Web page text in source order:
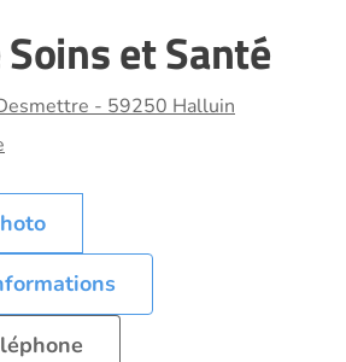
et Santé
- 59250 Halluin